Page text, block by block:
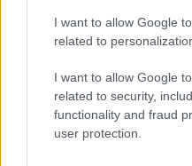
I want to allow Google
related to
I want to allow Google
related to security,
functionality and fraud
user protection.
Απαντήστε